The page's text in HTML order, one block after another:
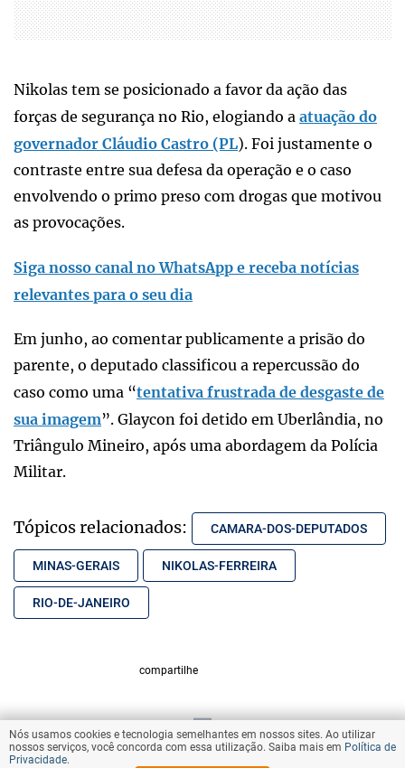
Nikolas tem se posicionado a favor da ação das
forças de segurança no Rio, elogiando a atuação do
governador Cláudio Castro (PL). Foi justamente o
contraste entre sua defesa da operação e o caso
envolvendo o primo preso com drogas que motivou
as provocações.
Siga nosso canal no WhatsApp e receba notícias
relevantes para o seu dia
Em junho, ao comentar publicamente a prisão do
parente, o deputado classificou a repercussão do
caso como uma “tentativa frustrada de desgaste de
sua imagem”. Glaycon foi detido em Uberlândia, no
Triângulo Mineiro, após uma abordagem da Polícia
Militar.
Tópicos relacionados: CAMARA-DOS-DEPUTADOS
MINAS-GERAIS NIKOLAS-FERREIRA
RIO-DE-JANEIRO
compartilhe
VOLTAR AO TOPO
Nós usamos cookies e tecnologia semelhantes em nossos sites. Ao utilizar
nossos serviços, você concorda com essa utilização. Saiba mais em Política de
Privacidade.